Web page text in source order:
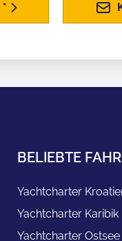
*
BELIEBTE
Yachtcharter
Yachtcharter Karibik
Yachtcharter Ostsee